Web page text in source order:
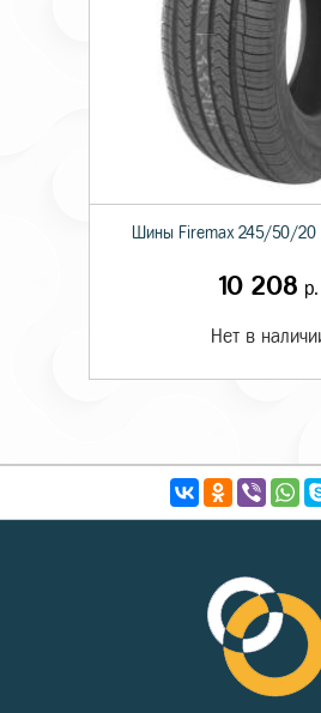
Шины Firemax 245/50/20
10 208 р.
Нет в